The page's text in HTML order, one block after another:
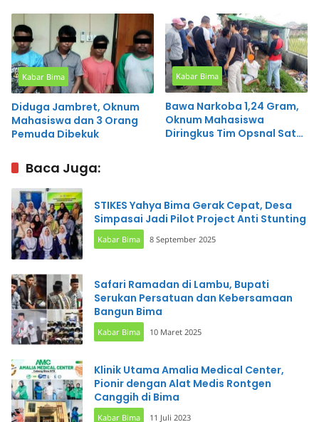
Kabar Bima
Diduga Jambret, Oknum
Mahasiswa dan 3 Orang
Pemuda Dibekuk
Kabar Bima
Bawa Narkoba 1,24 Gram,
Oknum Mahasiswa
Diringkus Tim Opsnal Sat
Baca Juga:
STIKES Yahya Bima Gerak Cepat, Desa
Simpasai Jadi Pilot Project Anti Stunting
Kabar Bima 8 September 2025
Safari Ramadan di Lambu, Bupati
Serukan Persatuan dan Kebersamaan
Bangun Bima
Kabar Bima 10 Maret 2025
Klinik Utama Amalia Medical Center,
Pionir dengan Alat Medis Rontgen
Canggih di Bima
Kabar Bima 11 Juli 2023